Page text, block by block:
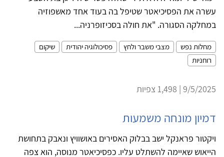
עשרה את הפסיכיאטר שטיפל בה בעוד אחד מאשפוזיה
במחלקה הסגורה. "את חולה בסכיזופרניה...
מחלות נפש מצבי משבר ולחץ פסיכולוגיה יהודית
שיקום
רוחניות
9/5/2025 | 1,498 צפיות
דמיון מונחה משמעות
ויקטור פראנקל ישב בבלוק האסירים באושוויץ ונאבק בתחושת
הייאוש שאיימה להשתלט עליו. כפסיכיאטר מנוסה, הוא צפה